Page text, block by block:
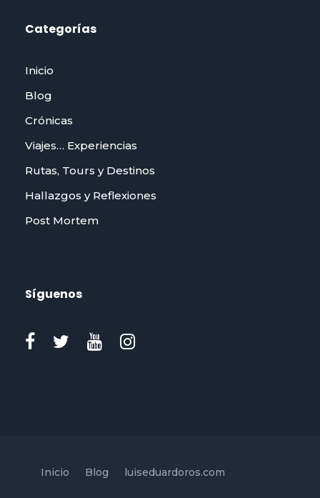
Categorías
Inicio
Blog
Crónicas
Viajes… Experiencias
Rutas, Tours y Destinos
Hallazgos y Reflexiones
Post Mortem
Síguenos
Inicio Blog luiseduardoros.com